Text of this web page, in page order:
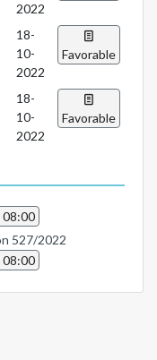
2022
18-
10-
2022
Favorable
18-
10-
2022
Favorable
08:00
527/2022
08:00